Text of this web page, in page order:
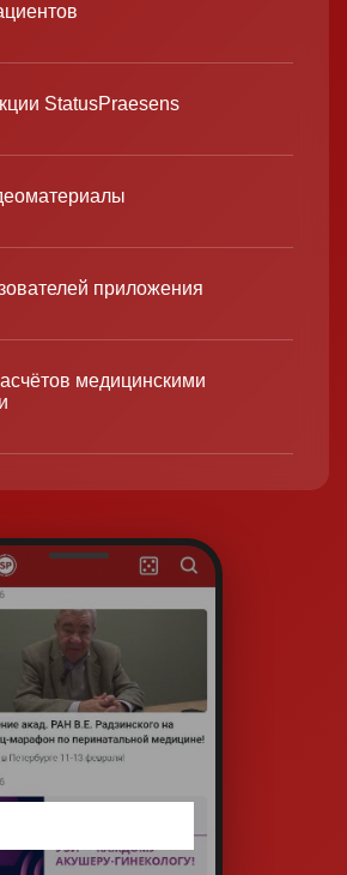
StatusPraesens
приложения
медицинскими